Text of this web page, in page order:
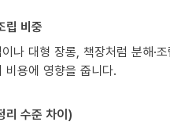
립 비중
나 대형 장롱, 책장처럼 분해·
비용에 영향을 줍니다.
리 수준 차이)